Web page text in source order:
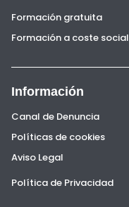
Formación gratuita
Formación a coste social
Información
Canal de Denuncia
Políticas de cookies
Aviso Legal
Política de Privacidad